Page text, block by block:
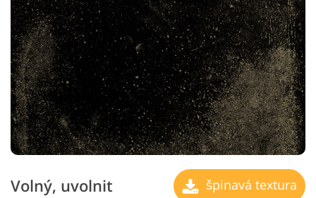
Volný, uvolnit špinavá textura